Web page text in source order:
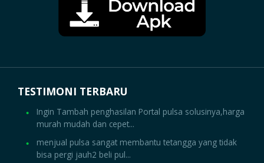
TESTIMONI TERBARU
Ingin Tambah penghasilan Portal pulsa solusinya,harga
murah mudah dan cepet...
menjual pulsa sangat membantu tetangga yang tidak
bisa pergi jauh2 beli pul...